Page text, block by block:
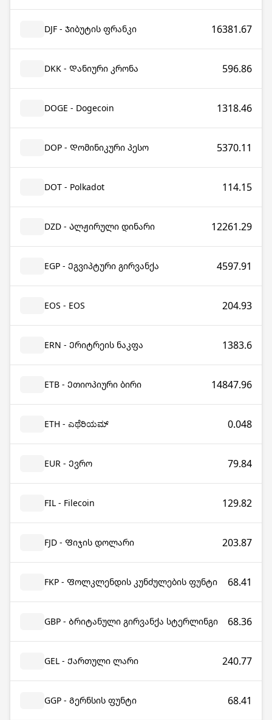
DJF - Ჯიბუტის ფრანკი 16381.67
DKK - Დანიური კრონა 596.86
DOGE - Dogecoin 1318.46
DOP - Დომინიკური პესო 5370.11
DOT - Polkadot 114.15
DZD - Ალჟირული დინარი 12261.29
EGP - Ეგვიპტური გირვანქა 4597.91
EOS - EOS 204.93
ERN - Ერიტრეის ნაკფა 1383.6
ETB - Ეთიოპიური ბირი 14847.96
ETH - ಎಥೆರಿಯಮ್ 0.048
EUR - Ევრო 79.84
FIL - Filecoin 129.82
FJD - Ფიჯის დოლარი 203.87
FKP - Ფოლკლენდის კუნძულების ფუნტი 68.41
GBP - Ბრიტანული გირვანქა სტერლინგი 68.36
GEL - Ქართული ლარი 240.77
GGP - Გერნსის ფუნტი 68.41